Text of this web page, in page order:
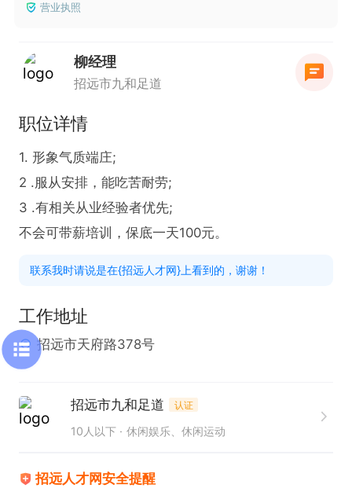
营业执照
柳经理
招远市九和足道
职位详情
1. 形象气质端庄;
2 .服从安排，能吃苦耐劳;
3 .有相关从业经验者优先;
不会可带薪培训，保底一天100元。
联系我时请说是在{招远人才网}上看到的，谢谢！
工作地址
招远市天府路378号
招远市九和足道 认证
10人以下 休闲娱乐、休闲运动
招远人才网安全提醒